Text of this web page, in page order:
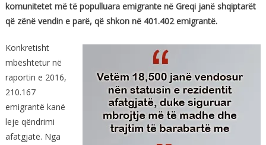
komunitetet më të populluara emigrante në Greqi janë shqiptarët
që zënë vendin e parë, që shkon në 401.402 emigrantë.
Konkretisht
mbështetur në
raportin e 2016,
210.167
emigrantë kanë
leje qëndrimi
afatgjatë. Nga